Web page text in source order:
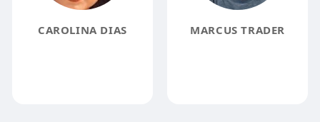
CAROLINA DIAS MARCUS TRADER